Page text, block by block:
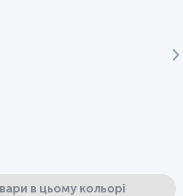
в цьому кольорі